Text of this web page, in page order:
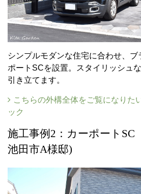
シンプルモダンな住宅に合わせ、
ポートSCを設置。スタイリッシュ
引き立てます。
こちらの外構全体をご覧になりた
ック
施工事例2：カーポートSC
池田市A様邸)